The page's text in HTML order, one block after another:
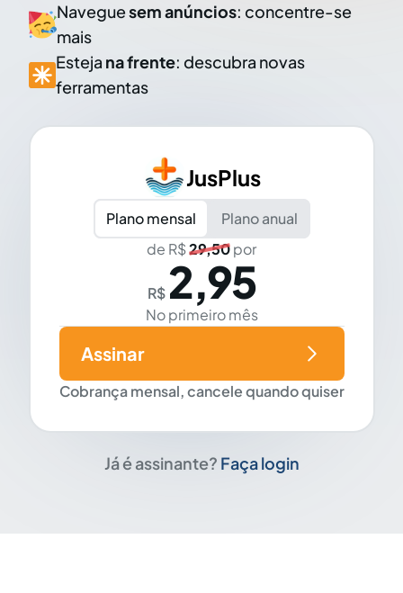
Naveguesem anúncios: concentre-se
mais
Esteja na frente: descubra novas
ferramentas
JusPlus
Plano mensal
Plano anual
de R$29,50por
R$ 2,95
No primeiro mês
Cobrança mensal, cancele quando quiser
Assinar
Já é assinante? Faça login